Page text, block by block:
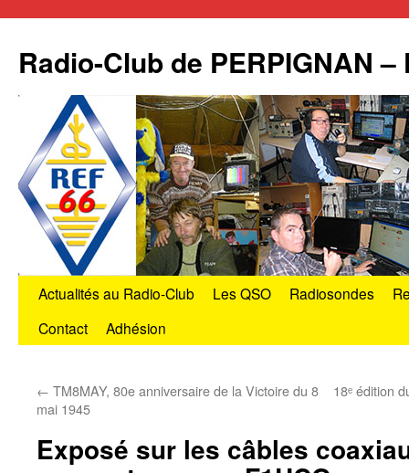
Radio-Club de PERPIGNAN –
Aller
Actualités au Radio-Club Les QSO Radiosondes
Contact
Adhésion
← TM8MAY, 80e anniversaire de la Victoire du 8
mai 1945
18ᵉ édition
Exposé sur les câbles